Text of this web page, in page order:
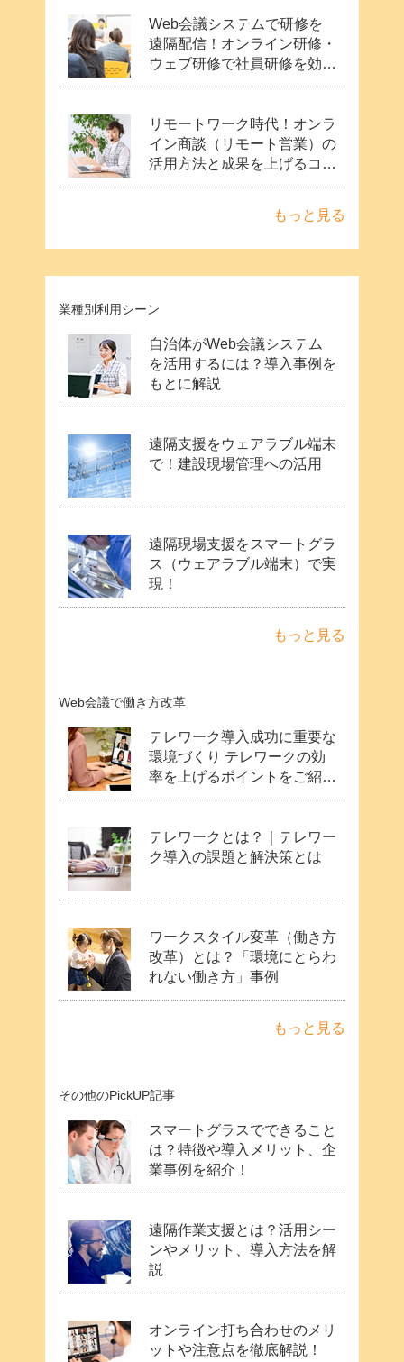
Web会議システムで研修を
遠隔配信！オンライン研修・
ウェブ研修で社員研修を効率
化
リモートワーク時代！オンラ
イン商談（リモート営業）の
活用方法と成果を上げるコツ
は？Web会議ツールのメリ
もっと見る
業種別利用シーン
自治体がWeb会議システム
を活用するには？導入事例を
もとに解説
遠隔支援をウェアラブル端末
で！建設現場管理への活用
遠隔現場支援をスマートグラ
ス（ウェアラブル端末）で実
現！
もっと見る
Web会議で働き方改革
テレワーク導入成功に重要な
環境づくり テレワークの効
率を上げるポイントをご紹
介！
テレワークとは？｜テレワー
ク導入の課題と解決策とは
ワークスタイル変革（働き方
改革）とは？「環境にとらわ
れない働き方」事例
もっと見る
その他のPickUP記事
スマートグラスでできること
は？特徴や導入メリット、企
業事例を紹介！
遠隔作業支援とは？活用シー
ンやメリット、導入方法を解
説
オンライン打ち合わせのメリ
ットや注意点を徹底解説！